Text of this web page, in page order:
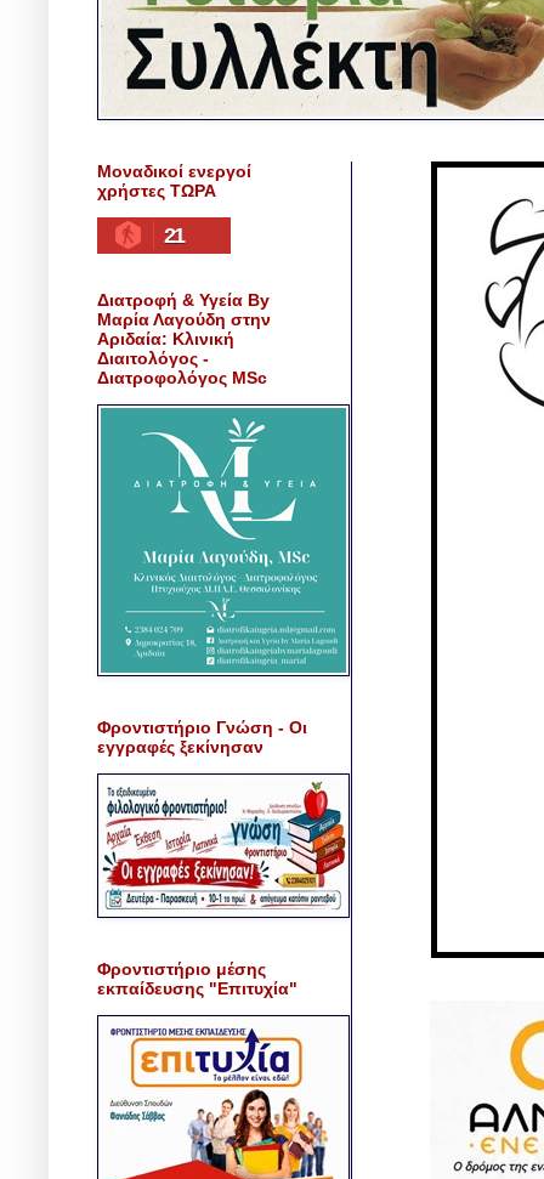
Μοναδικοί ενεργοί
χρήστες ΤΩΡΑ
21
Διατροφή & Υγεία By
Μαρία Λαγούδη στην
Αριδαία: Κλινική
Διαιτολόγος -
Διατροφολόγος MSc
Φροντιστήριο Γνώση - Οι
εγγραφές ξεκίνησαν
Φροντιστήριο μέσης
εκπαίδευσης "Επιτυχία"